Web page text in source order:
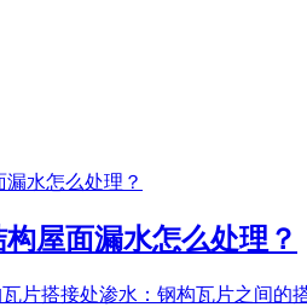
构屋面漏水怎么处理？
瓦片搭接处渗水：钢构瓦片之间